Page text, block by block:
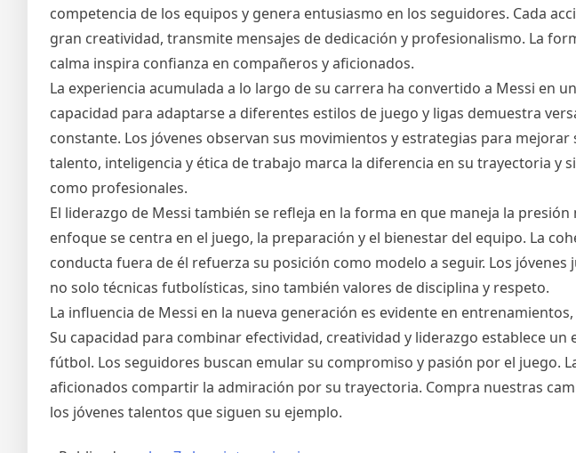
competencia de los equipos y genera entusiasmo en los seguidores. Cada
gran creatividad, transmite mensajes de dedicación y profesionalismo. La
calma inspira confianza en compañeros y aficionados.
La experiencia acumulada a lo largo de su carrera ha convertido a Messi en
capacidad para adaptarse a diferentes estilos de juego y ligas demuestra
constante. Los jóvenes observan sus movimientos y estrategias para
talento, inteligencia y ética de trabajo marca la diferencia en su trayectoria y
como profesionales.
El liderazgo de Messi también se refleja en la forma en que maneja la
enfoque se centra en el juego, la preparación y el bienestar del equipo. La
conducta fuera de él refuerza su posición como modelo a seguir. Los
no solo técnicas futbolísticas, sino también valores de disciplina y respeto.
La influencia de Messi en la nueva generación es evidente en
Su capacidad para combinar efectividad, creatividad y liderazgo establece
fútbol. Los seguidores buscan emular su compromiso y pasión por el juego.
aficionados compartir la admiración por su trayectoria. Compra nuestras
los jóvenes talentos que siguen su ejemplo.